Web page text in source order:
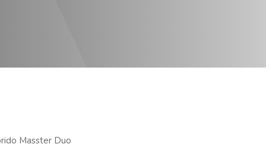
Masster Duo